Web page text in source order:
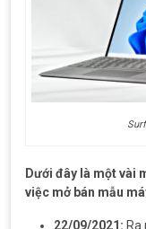
Dưới đây là một vài
việc mở bán mẫu
22/09/2021: Ra